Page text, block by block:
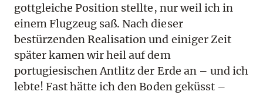
gottgleiche Position stellte, nur weil ich in
einem Flugzeug saß. Nach dieser
bestürzenden Realisation und einiger Zeit
später kamen wir heil auf dem
portugiesischen Antlitz der Erde an – und ich
lebte! Fast hätte ich den Boden geküsst –